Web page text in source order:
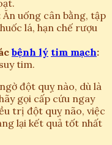
Ăn uống cân bằng, tập
lá, hạn chế rượu
bệnh lý tim mạch:
tim.
đột quỵ nào, dù là
gọi cấp cứu ngay
trị đột quỵ não, việc
lại kết quả tốt nhất